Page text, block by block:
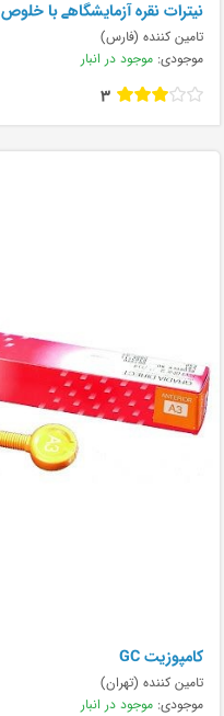
نیترات نقره آزمایشگاهے با خلوص ۹۹ ۹۸
تامین کننده (فارس)
موجودی: موجود در انبار
3
کامپوزیت GC
تامین کننده (تهران)
موجودی: موجود در انبار